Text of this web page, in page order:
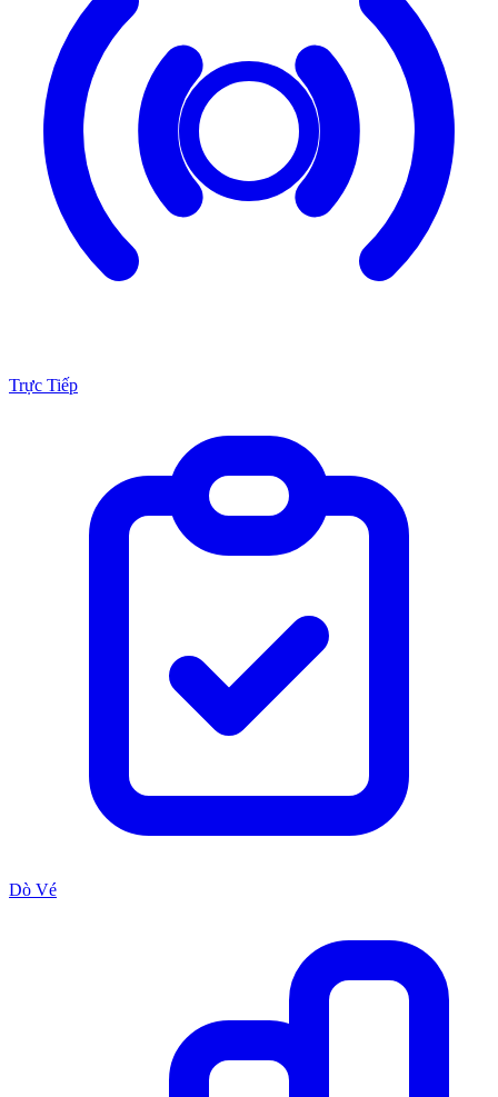
Trực Tiếp
Dò Vé